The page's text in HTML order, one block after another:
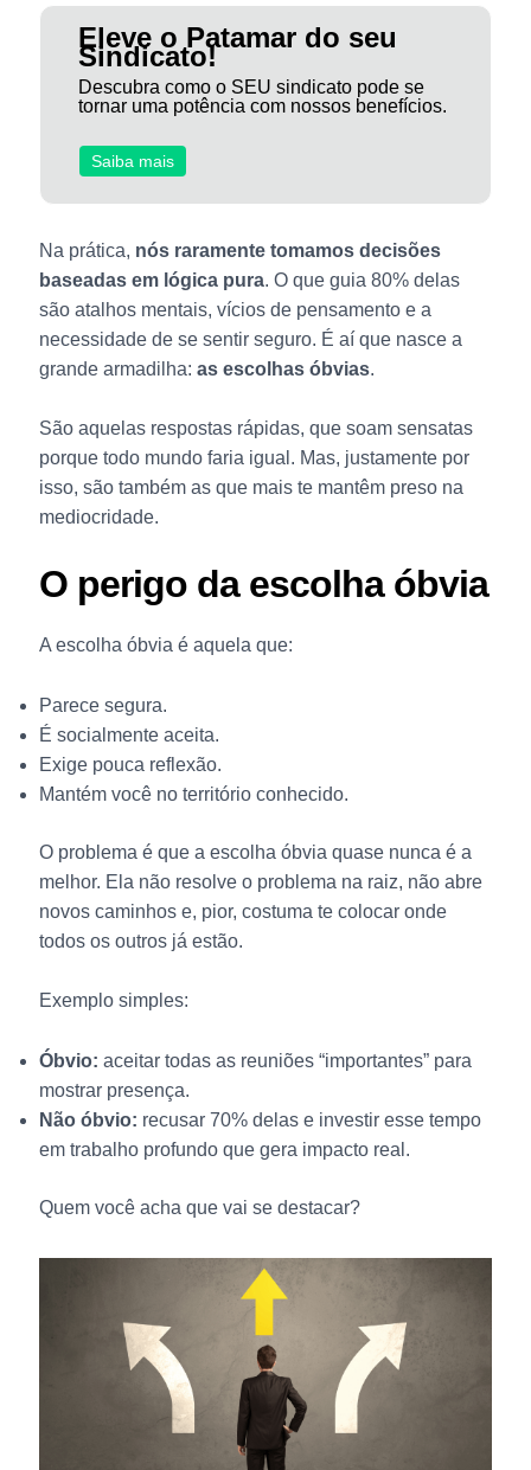
Eleve o Patamar do seu
Sindicato!
Descubra como o SEU sindicato pode se
tornar uma potência com nossos benefícios.
Saiba mais
Na prática, nós raramente tomamos decisões
baseadas em lógica pura. O que guia 80% delas
são atalhos mentais, vícios de pensamento e a
necessidade de se sentir seguro. É aí que nasce a
grande armadilha: as escolhas óbvias.
São aquelas respostas rápidas, que soam sensatas
porque todo mundo faria igual. Mas, justamente por
isso, são também as que mais te mantêm preso na
mediocridade.
O perigo da escolha óbvia
A escolha óbvia é aquela que:
Parece segura.
É socialmente aceita.
Exige pouca reflexão.
Mantém você no território conhecido.
O problema é que a escolha óbvia quase nunca é a
melhor. Ela não resolve o problema na raiz, não abre
novos caminhos e, pior, costuma te colocar onde
todos os outros já estão.
Exemplo simples:
Óbvio: aceitar todas as reuniões “importantes” para
mostrar presença.
Não óbvio: recusar 70% delas e investir esse tempo
em trabalho profundo que gera impacto real.
Quem você acha que vai se destacar?